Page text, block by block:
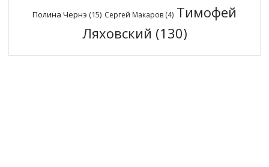
Полина Чернэ (15) Сергей Макаров (4) Тимофей
Ляховский (130)